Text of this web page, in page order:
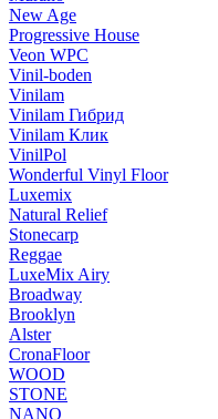
New Age
Progressive House
Veon WPC
Vinil-boden
Vinilam
Vinilam Гибрид
Vinilam Клик
VinilPol
Wonderful Vinyl Floor
Luxemix
Natural Relief
Stonecarp
Reggae
LuxeMix Airy
Broadway
Brooklyn
Alster
CronaFloor
WOOD
STONE
NANO